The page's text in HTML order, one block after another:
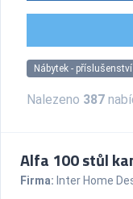
Nábytek - příslušenství
Nalezeno 387
Alfa 100 stůl
Firma: Inter Home